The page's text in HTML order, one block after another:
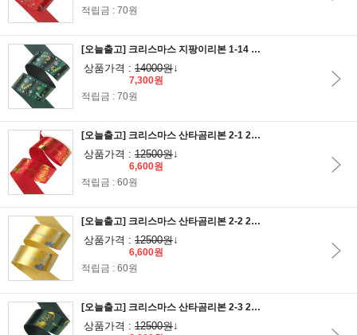
적립금 : 70원
[오늘출고] 크리스마스 지팡이리본 1-14 25mm/수박색공단리본에 2도로 금은분 칼라인쇄
상품가격 : 14000원↓
7,300원
적립금 : 70원
[오늘출고] 크리스마스 산타곰리본 2-1 25mm/빨간공단리본에 금박인쇄
상품가격 : 12500원↓
6,600원
적립금 : 60원
[오늘출고] 크리스마스 산타곰리본 2-2 25mm/금색공단리본에 은박인쇄
상품가격 : 12500원↓
6,600원
적립금 : 60원
[오늘출고] 크리스마스 산타곰리본 2-3 25mm/수박색공단리본에 금박인쇄
상품가격 : 12500원↓